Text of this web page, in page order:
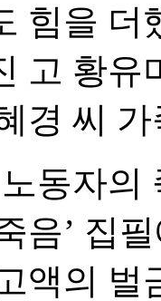
힘을 더
고 황유
경 씨
동자의
음’ 집
액의